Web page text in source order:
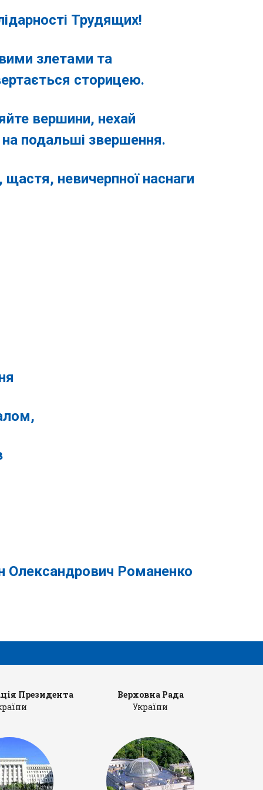
Трудящих!
злетами та
сторицею.
вершини, нехай
подальші звершення.
невичерпної наснаги
Романенко
Президента
Верховна Рада
України